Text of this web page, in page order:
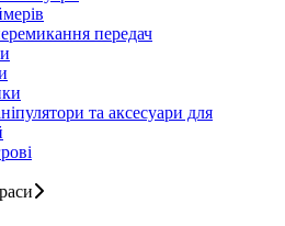
передач
та аксесуари для